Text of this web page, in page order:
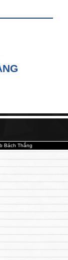
Bách Thắng